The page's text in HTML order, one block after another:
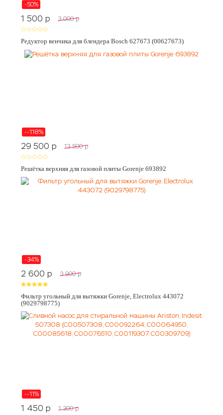
-50%
1 500 p 3 000 p
Редуктор венчика для блендера Bosch 627673 (00627673)
--118%
29 500 p 13 500 p
Решётка верхняя для газовой плиты Gorenje 693892
-34%
2 600 p 3 900 p
Фильтр угольный для вытяжки Gorenje, Electrolux 443072
(9029798775)
--11%
1 450 p 1 300 p